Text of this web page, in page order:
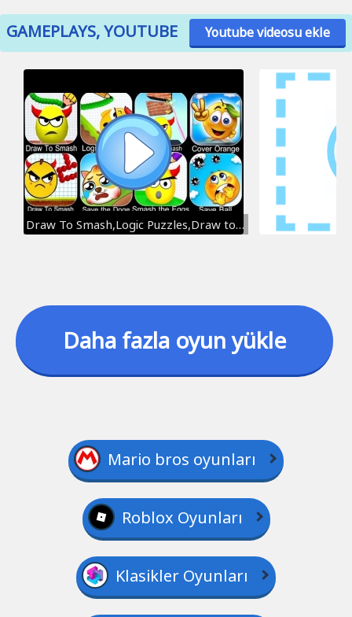
GAMEPLAYS, YOUTUBE Youtube videosu ekle
Draw To Smash,Logic Puzzles,Draw to Crash,Draw 2 Break,Smash Puzzle Games,Save the Doge,Save Ball
Daha fazla oyun yükle
Mario bros oyunları
Roblox Oyunları
Klasikler Oyunları